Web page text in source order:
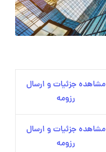
مشاهده جزئیات و ارسال
رزومه
مشاهده جزئیات و ارسال
رزومه